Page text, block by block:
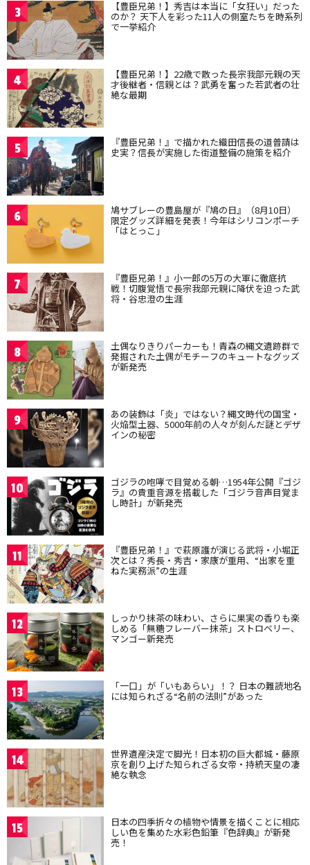
3 【豊臣兄弟！】秀吉は本当に「女狂い」だった
のか？ 天下人を彩った11人の側室たちを時系列
で一挙紹介
4 【豊臣兄弟！】22歳で散った長宗我部元親の天
才後継者・信親とは？武勇を奮った若武者の壮
絶な最期
5 『豊臣兄弟！』で描かれた織田信長の道普請は
史実？信長が実施した街道整備の施策を紹介
6 鳩サブレーの豊島屋が『鳩の日』（8月10日）
限定グッズ詳細を発表！今年はシリコンポーチ
「はとっこ」
7 『豊臣兄弟！』小一郎の5万の大軍に徹底抗
戦！切腹覚悟で長宗我部元親に降伏を迫った武
将・谷忠澄の生涯
8 土偶なりきりパーカーも！青森の縄文遺跡群で
発掘された土偶がモチーフのキュートなグッズ
が新発売
9 あの装飾は「炎」ではない？縄文時代の国宝・
火焔型土器、5000年前の人々が刻んだ謎とデザ
インの秘密
10 ゴジラの咆哮で目覚める朝…1954年公開『ゴジ
ラ』の貴重音源を搭載した「ゴジラ音声目覚ま
し時計」が新発売
11 『豊臣兄弟！』で萩原護が演じる武将・小堀正
次とは？秀長・秀吉・家康が重用、“出家を重
ねた実務派”の生涯
12 しっかり抹茶の味わい、さらに果実の香りも楽
しめる「無糖フレーバー抹茶」ストロベリー、
マンゴー新発売
13 「一口」が「いもあらい」！？ 日本の難読地名
には知られざる“名前の法則”があった
14 世界遺産決定で脚光！日本初の巨大都城・藤原
京を創り上げた知られざる女帝・持統天皇の凄
絶な執念
15 日本の四季折々の植物や情景を描くことに相応
しい色を集めた水彩色鉛筆『色辞典』が新発
売！